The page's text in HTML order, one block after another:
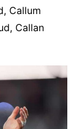
Callum
Callan